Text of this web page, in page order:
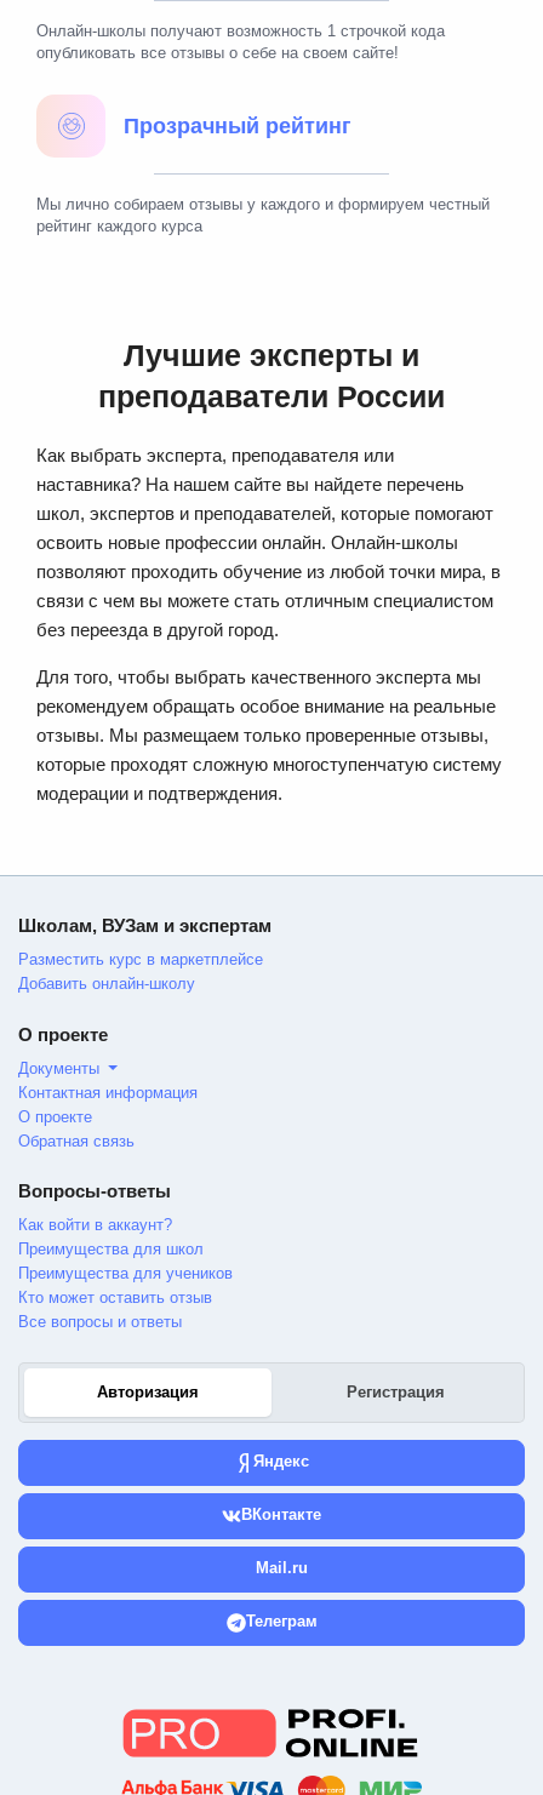
Онлайн-школы получают возможность 1 строчкой кода
опубликовать все отзывы о себе на своем сайте!
Прозрачный рейтинг
Мы лично собираем отзывы у каждого и формируем честный
рейтинг каждого курса
Лучшие эксперты и
преподаватели России
Как выбрать эксперта, преподавателя или
наставника? На нашем сайте вы найдете перечень
школ, экспертов и преподавателей, которые помогают
освоить новые профессии онлайн. Онлайн-школы
позволяют проходить обучение из любой точки мира, в
связи с чем вы можете стать отличным специалистом
без переезда в другой город.
Для того, чтобы выбрать качественного эксперта мы
рекомендуем обращать особое внимание на реальные
отзывы. Мы размещаем только проверенные отзывы,
которые проходят сложную многоступенчатую систему
модерации и подтверждения.
Школам, ВУЗам и экспертам
Разместить курс в маркетплейсе
Добавить онлайн-школу
О проекте
Документы
Контактная информация
О проекте
Обратная связь
Вопросы-ответы
Как войти в аккаунт?
Преимущества для школ
Преимущества для учеников
Кто может оставить отзыв
Все вопросы и ответы
Авторизация Регистрация
Яндекс
ВКонтакте
Mail.ru
Телеграм